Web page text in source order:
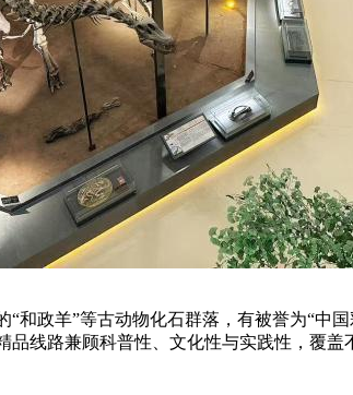
政羊”等古动物化石群落，有被誉为“中
线路兼顾科普性、文化性与实践性，覆